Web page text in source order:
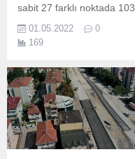
sabit 27 farklı noktada 103
01.05.2022
0
169